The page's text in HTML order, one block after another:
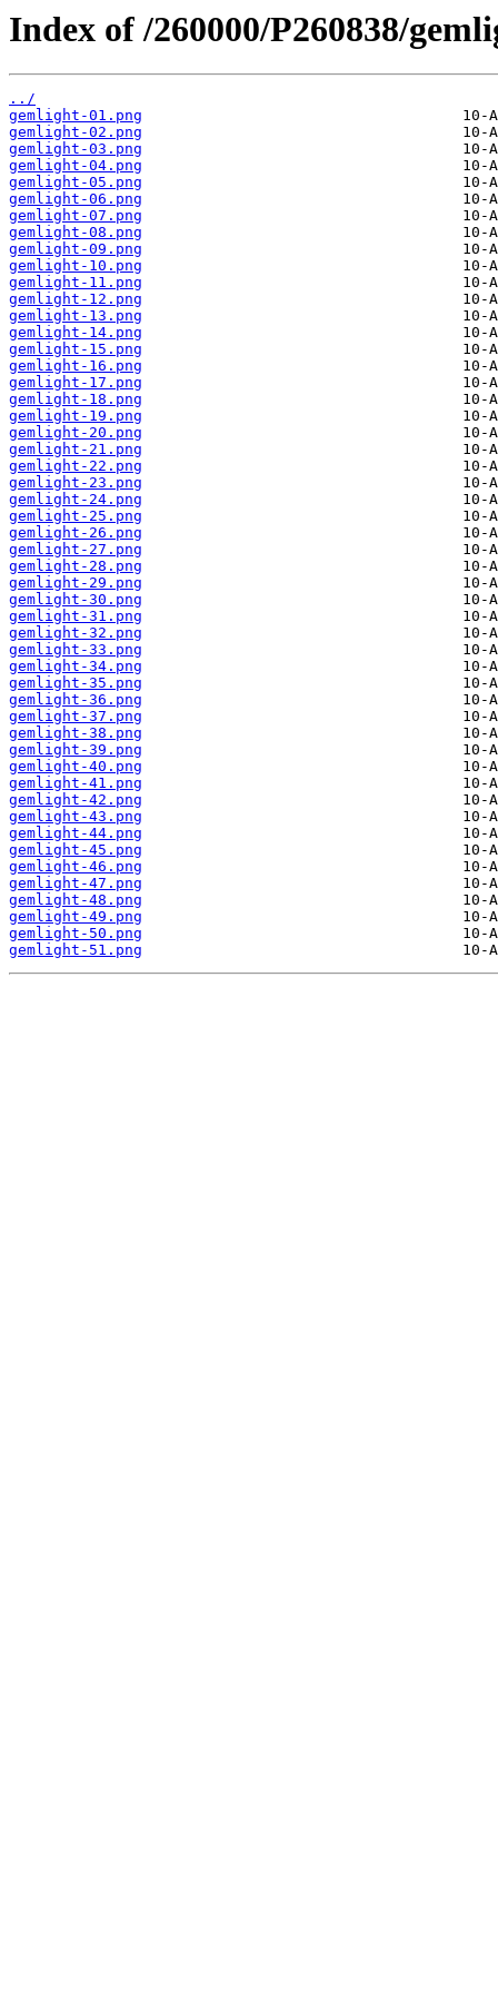
Index of /260000/P260838/
../
gemlight-01.png
gemlight-02.png
gemlight-03.png
gemlight-04.png
gemlight-05.png
gemlight-06.png
gemlight-07.png
gemlight-08.png
gemlight-09.png
gemlight-10.png
gemlight-11.png
gemlight-12.png
gemlight-13.png
gemlight-14.png
gemlight-15.png
gemlight-16.png
gemlight-17.png
gemlight-18.png
gemlight-19.png
gemlight-20.png
gemlight-21.png
gemlight-22.png
gemlight-23.png
gemlight-24.png
gemlight-25.png
gemlight-26.png
gemlight-27.png
gemlight-28.png
gemlight-29.png
gemlight-30.png
gemlight-31.png
gemlight-32.png
gemlight-33.png
gemlight-34.png
gemlight-35.png
gemlight-36.png
gemlight-37.png
gemlight-38.png
gemlight-39.png
gemlight-40.png
gemlight-41.png
gemlight-42.png
gemlight-43.png
gemlight-44.png
gemlight-45.png
gemlight-46.png
gemlight-47.png
gemlight-48.png
gemlight-49.png
gemlight-50.png
gemlight-51.png